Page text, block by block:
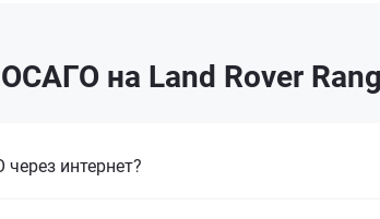
на Land Rover
интернет?